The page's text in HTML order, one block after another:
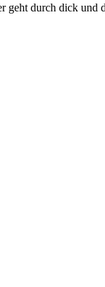
geht durch dick und